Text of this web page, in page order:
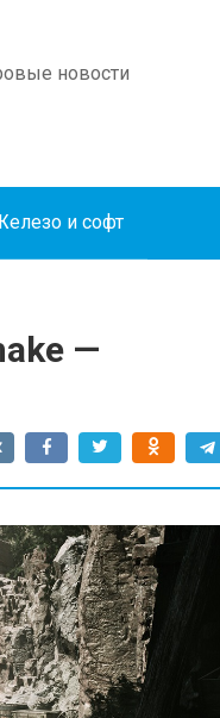
новости
и софт
—